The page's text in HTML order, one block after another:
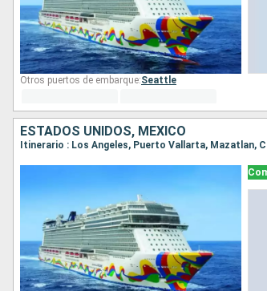
Otros puertos de embarque:Seattle
ESTADOS UNIDOS, MÉXICO
Itinerario : Los Angeles, Puerto Vallarta, Mazatlan,